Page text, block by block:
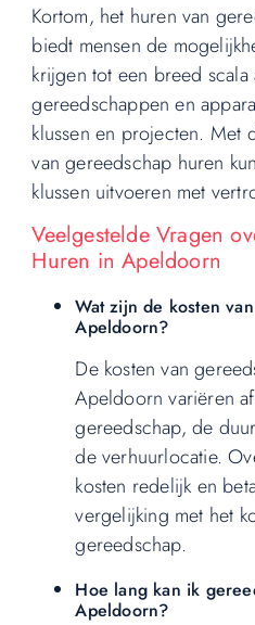
Kortom, het huren van
biedt mensen de
krijgen tot een breed
gereedschappen en
klussen en projecten. Met
van gereedschap huren
klussen uitvoeren met
Veelgestelde Vragen
Huren in Apeldoorn
Wat zijn de kosten
Apeldoorn?
De kosten van
Apeldoorn variëren
gereedschap, de
de verhuurlocatie.
kosten redelijk en
vergelijking met het
gereedschap.
Hoe lang kan ik
Apeldoorn?